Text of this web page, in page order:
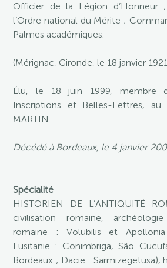
Officier de la Légion d’Honneur
l’Ordre national du Mérite ;
Palmes académiques.
(Mérignac, Gironde, le 18 janvier
Élu, le 18 juin 1999, membre
Inscriptions et Belles-Lettres, au
MARTIN.
Décédé à Bordeaux, le 4 janvier
Spécialité
HISTORIEN DE L’ANTIQUITÉ
civilisation romaine,
romaine : Volubilis et
Lusitanie : Conimbriga, São
Bordeaux ; Dacie : Sarmizegetusa),